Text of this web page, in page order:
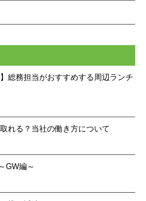
】総務担当がおすすめする周辺ランチ
れる？当社の働き方について
GW編～